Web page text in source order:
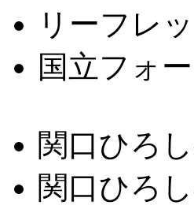
リーフレ
国立フォ
関口ひろ
関口ひろ